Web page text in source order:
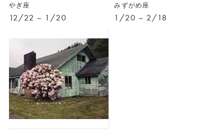
やぎ座
12/22 – 1/20
みずがめ座
1/20 – 2/18